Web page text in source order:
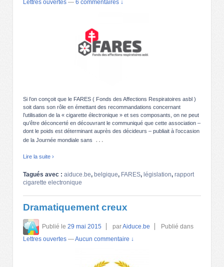
Lettres ouvertes — 6 commentaires ↓
Si l’on conçoit que le FARES ( Fonds des Affections Respiratoires asbl )
soit dans son rôle en émettant des recommandations concernant
l’utilisation de la « cigarette électronique » et ses composants, on ne peut
qu’être déconcerté en découvrant le communiqué que cette association –
dont le poids est déterminant auprès des décideurs – publiait à l’occasion
de la Journée mondiale sans
…
Lire la suite ›
Tagués avec : aiduce.be, belgique, FARES, législation, rapport
cigarette electronique
Dramatiquement creux
Publié le 29 mai 2015 parAiduce.be
Publié dans
Lettres ouvertes —Aucun commentaire ↓